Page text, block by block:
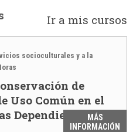
Ir a mis cursos
socioculturales y a la
de
Uso Común en el
DependientesMÁS
INFORMACIÓN